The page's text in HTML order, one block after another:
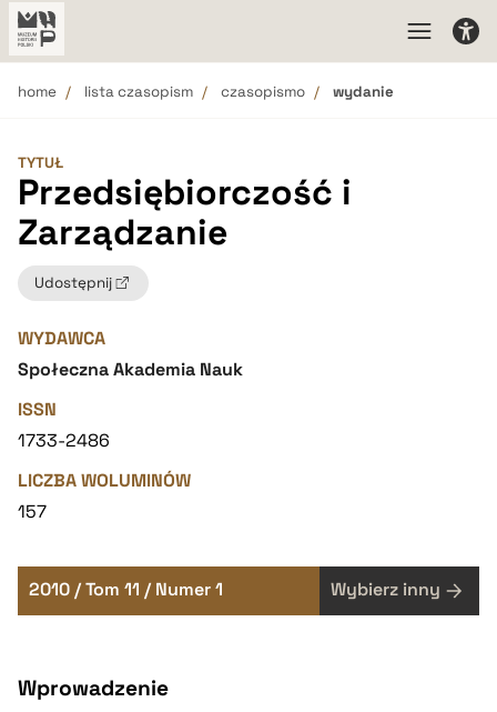
home lista czasopism czasopismo wydanie
TYTUŁ
Przedsiębiorczość i
Zarządzanie
Udostępnij
WYDAWCA
Społeczna Akademia Nauk
ISSN
1733-2486
LICZBA WOLUMINÓW
157
2010 / Tom 11 / Numer 1 Wybierz inny
Wprowadzenie